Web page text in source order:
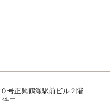
号正興鶴瀬駅前ビル２階